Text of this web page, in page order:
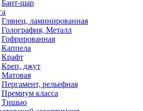
Бант-шар
Глянец, ламинированная
Голография, Металл
Гофрированная
Каппела
Крафт
Креп, джут
Матовая
Пергамент, рельефная
Премиум класса
Тишью